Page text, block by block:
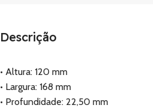
Descrição
• Altura: 120 mm
• Largura: 168 mm
• Profundidade: 22,50 mm